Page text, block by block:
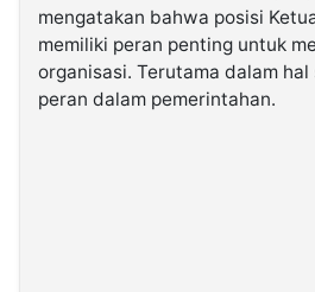
Kabarbaru.co
2026
mengatakan bahwa posisi
memiliki peran penting untuk
organisasi. Terutama dalam
peran dalam pemerintahan.